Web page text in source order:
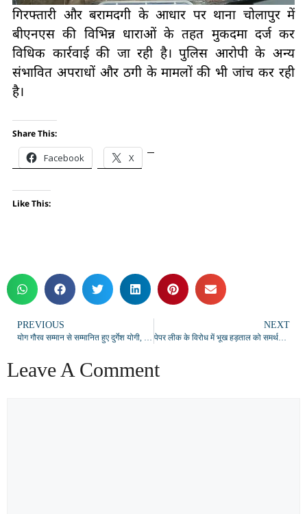
गिरफ्तारी और बरामदगी के आधार पर थाना चोलापुर में
बीएनएस की विभिन्न धाराओं के तहत मुकदमा दर्ज कर
विधिक कार्रवाई की जा रही है। पुलिस आरोपी के अन्य
संभावित अपराधों और ठगी के मामलों की भी जांच कर रही
है।
Share This:
Facebook X
Like This:
PREVIOUS
योग गौरव सम्मान से सम्मानित हुए दुर्गेश योगी, 5 जुलाई को सोनभद्र में होगा अभिनंदन समारोह
NEXT
पेपर लीक के विरोध में भूख हड़ताल को समर्थन, शिक्षामंत्री के इस्तीफे समेत पांच मांगें उठीं
Leave A Comment